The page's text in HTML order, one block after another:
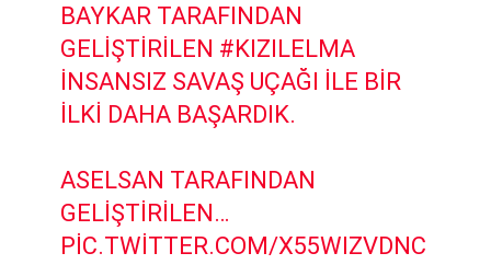
BAYKAR TARAFINDAN
GELIŞTIRILEN #KIZILELMA
İNSANSIZ SAVAŞ UÇAĞI ILE BIR
ILKI DAHA BAŞARDIK.
ASELSAN TARAFINDAN
GELIŞTIRILEN…
PIC.TWITTER.COM/X55WIZVDNC